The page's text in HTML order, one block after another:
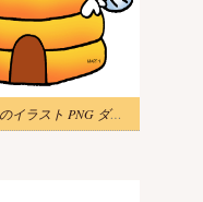
蜂の巣のイラスト PNG ダウンロード